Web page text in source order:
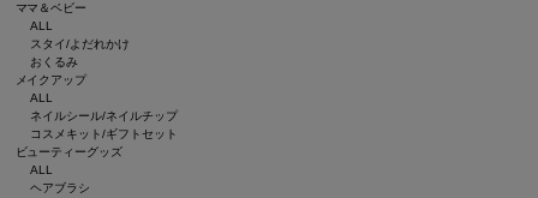
ママ＆ベビー
ALL
スタイ/よだれかけ
おくるみ
メイクアップ
ALL
ネイルシール/ネイルチップ
コスメキット/ギフトセット
ビューティーグッズ
ALL
ヘアブラシ